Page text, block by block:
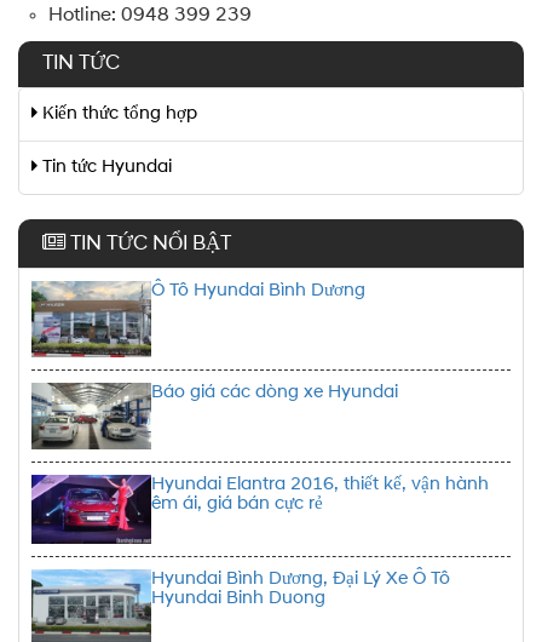
Hotline: 0948 399 239
TIN TỨC
Kiến thức tổng hợp
Tin tức Hyundai
TIN TỨC NỔI BẬT
Ô Tô Hyundai Bình Dương
Báo giá các dòng xe Hyundai
Hyundai Elantra 2016, thiết kế, vận hành
êm ái, giá bán cực rẻ
Hyundai Bình Dương, Đại Lý Xe Ô Tô
Hyundai Binh Duong